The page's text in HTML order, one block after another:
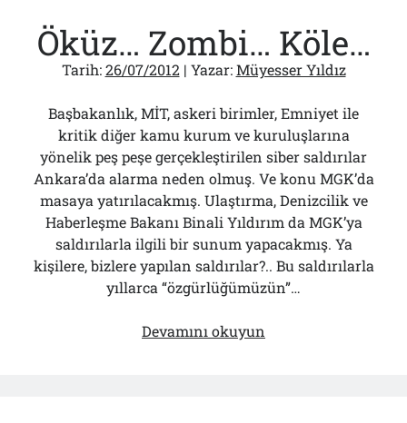
Öküz… Zombi… Köle…
Tarih:26/07/2012| Yazar:Müyesser Yıldız
Başbakanlık, MİT, askeri birimler, Emniyet ile
kritik diğer kamu kurum ve kuruluşlarına
yönelik peş peşe gerçekleştirilen siber saldırılar
Ankara’da alarma neden olmuş. Ve konu MGK’da
masaya yatırılacakmış. Ulaştırma, Denizcilik ve
Haberleşme Bakanı Binali Yıldırım da MGK’ya
saldırılarla ilgili bir sunum yapacakmış. Ya
kişilere, bizlere yapılan saldırılar?.. Bu saldırılarla
yıllarca “özgürlüğümüzün”…
Devamını okuyun